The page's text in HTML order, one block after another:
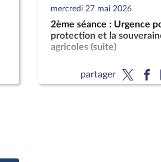
mercredi 27 mai 2026
2ème séance : Urgence
protection et la
agricoles (suite)
partager